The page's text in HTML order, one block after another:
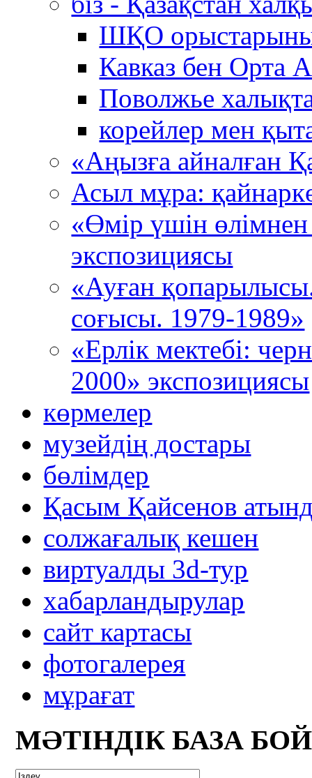
ШҚО
Кавказ бен Орта
Поволжье
корейлер мен
«Аңызға айналған
Асыл мұра:
«Өмір үшін
экспозициясы
«Ауған
соғысы. 1979-1989»
«Ерлік мектебі:
2000» экспозициясы
көрмелер
музейдің достары
бөлімдер
Қасым Қайсенов
солжағалық кешен
виртуалды 3d-тур
xабарландырулар
сайт картасы
фотогалерея
мұрағат
МӘТІНДІК БАЗА